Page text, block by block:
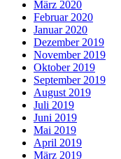
März 2020
Februar 2020
Januar 2020
Dezember 2019
November 2019
Oktober 2019
September 2019
August 2019
Juli 2019
Juni 2019
Mai 2019
April 2019
März 2019